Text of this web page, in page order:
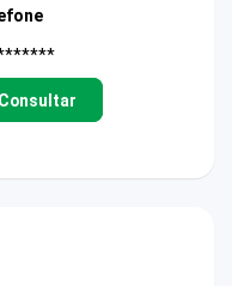
Consultar